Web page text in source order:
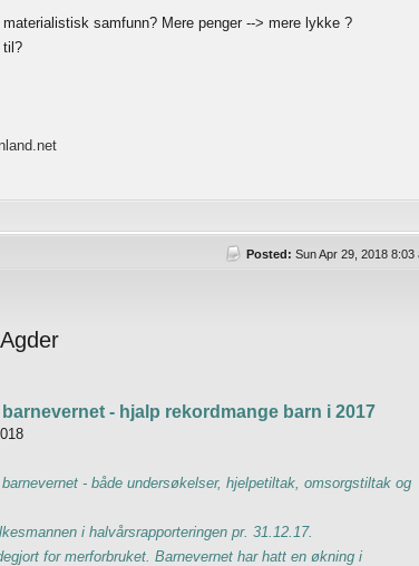
samfunn? Mere penger --> mere lykke ?
til?
Posted: Sun Apr 29, 2018 8:03
- hjalp rekordmange barn i 2017
- både undersøkelser, hjelpetiltak, omsorgstiltak og
i halvårsrapporteringen pr. 31.12.17.
for merforbruket. Barnevernet har hatt en økning i